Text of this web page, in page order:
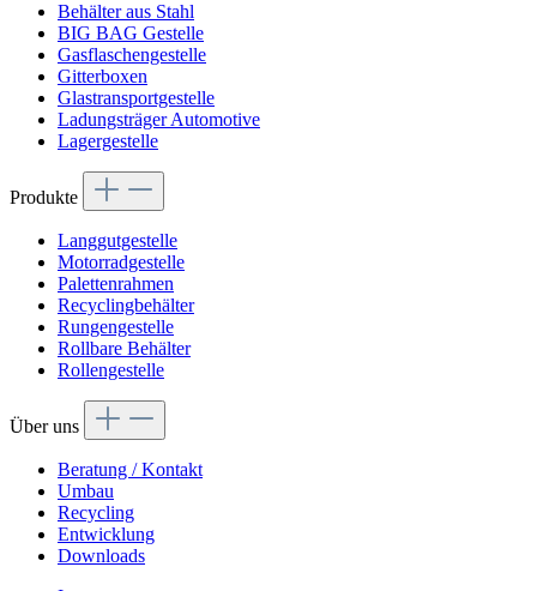
Behälter aus Stahl
BIG BAG Gestelle
Gasflaschengestelle
Gitterboxen
Glastransportgestelle
Ladungsträger Automotive
Lagergestelle
Produkte
Langgutgestelle
Motorradgestelle
Palettenrahmen
Recyclingbehälter
Rungengestelle
Rollbare Behälter
Rollengestelle
Über uns
Beratung / Kontakt
Umbau
Recycling
Entwicklung
Downloads